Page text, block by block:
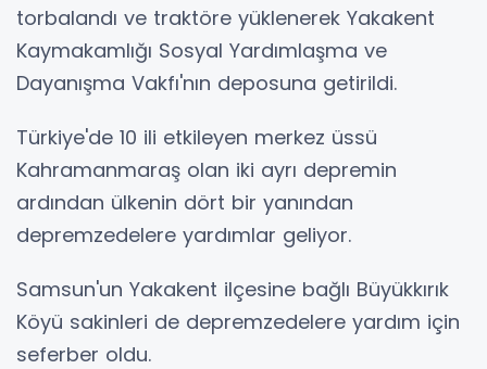
torbalandı ve traktöre yüklenerek Yakakent
Kaymakamlığı Sosyal Yardımlaşma ve
Dayanışma Vakfı'nın deposuna getirildi.
Türkiye'de 10 ili etkileyen merkez üssü
Kahramanmaraş olan iki ayrı depremin
ardından ülkenin dört bir yanından
depremzedelere yardımlar geliyor.
Samsun'un Yakakent ilçesine bağlı Büyükkırık
Köyü sakinleri de depremzedelere yardım için
seferber oldu.